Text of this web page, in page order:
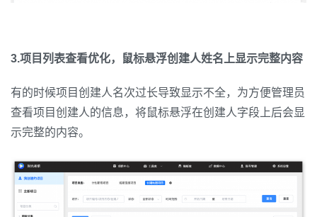
3.项目列表查看优化，鼠标悬浮创建人姓名上显示完整内容
有的时候项目创建人名次过长导致显示不全，为方便管理员
查看项目创建人的信息，将鼠标悬浮在创建人字段上后会显
示完整的内容。